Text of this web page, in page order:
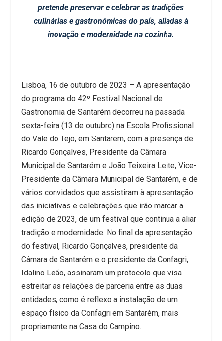
pretende preservar e celebrar as tradições
culinárias e gastronómicas do país, aliadas à
inovação e modernidade na cozinha.
Lisboa, 16 de outubro de 2023 – A apresentação
do programa do 42º Festival Nacional de
Gastronomia de Santarém decorreu na passada
sexta-feira (13 de outubro) na Escola Profissional
do Vale do Tejo, em Santarém, com a presença de
Ricardo Gonçalves, Presidente da Câmara
Municipal de Santarém e João Teixeira Leite, Vice-
Presidente da Câmara Municipal de Santarém, e de
vários convidados que assistiram à apresentação
das iniciativas e celebrações que irão marcar a
edição de 2023, de um festival que continua a aliar
tradição e modernidade. No final da apresentação
do festival, Ricardo Gonçalves, presidente da
Câmara de Santarém e o presidente da Confagri,
Idalino Leão, assinaram um protocolo que visa
estreitar as relações de parceria entre as duas
entidades, como é reflexo a instalação de um
espaço físico da Confagri em Santarém, mais
propriamente na Casa do Campino.